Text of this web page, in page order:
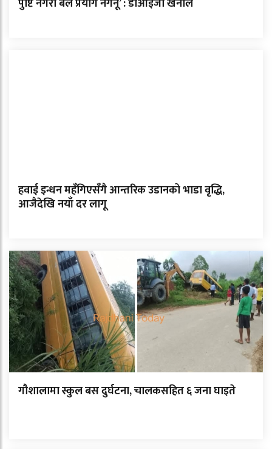
हवाई इन्धन महँगिएसँगै आन्तरिक उडानको भाडा वृद्धि,
आजैदेखि नयाँ दर लागू
गौशालामा स्कुल बस दुर्घटना, चालकसहित ६ जना घाइते